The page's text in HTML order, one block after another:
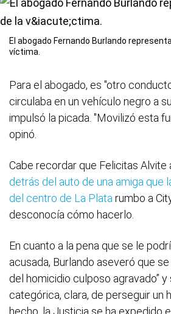
El abogado Fernando Burlando
víctima.
Para el abogado, es "otro
circulaba en un vehículo negro a
impulsó la picada. "Movilizó esta
opinó.
Cabe recordar que Felicitas Alvite
detrás del auto de una amiga que
del centro de La Plata rumbo a
desconocía cómo hacerlo.
En cuanto a la pena que se le
acusada, Burlando aseveró que
del homicidio culposo agravado” y
categórica, clara, de perseguir un
hecho, la Justicia se ha expedido